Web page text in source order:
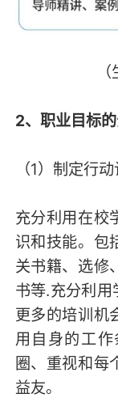
2、职业目标
（1）制定行动
充分利用在校
识和技能。包
关书籍、选修
书等.充分利
更多的培训机
用自身的工
圈、重视和每
益友。